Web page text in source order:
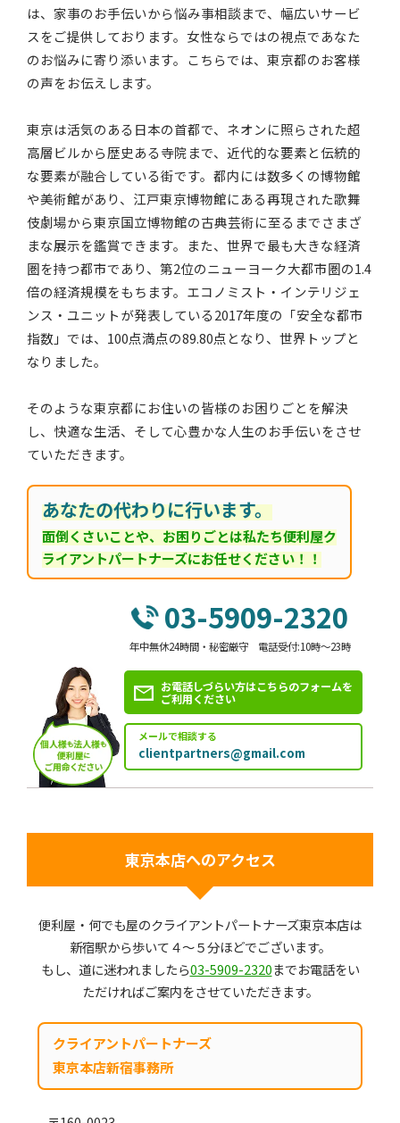
は、家事のお手伝いから悩み事相談まで、幅広いサービ
スをご提供しております。女性ならではの視点であなた
のお悩みに寄り添います。こちらでは、東京都のお客様
の声をお伝えします。
東京は活気のある日本の首都で、ネオンに照らされた超
高層ビルから歴史ある寺院まで、近代的な要素と伝統的
な要素が融合している街です。都内には数多くの博物館
や美術館があり、江戸東京博物館にある再現された歌舞
伎劇場から東京国立博物館の古典芸術に至るまでさまざ
まな展示を鑑賞できます。また、世界で最も大きな経済
圏を持つ都市であり、第2位のニューヨーク大都市圏の1.4
倍の経済規模をもちます。エコノミスト・インテリジェ
ンス・ユニットが発表している2017年度の「安全な都市
指数」では、100点満点の89.80点となり、世界トップと
なりました。
そのような東京都にお住いの皆様のお困りごとを解決
し、快適な生活、そして心豊かな人生のお手伝いをさせ
ていただきます。
あなたの代わりに行います。
面倒くさいことや、お困りごとは私たち便利屋ク
ライアントパートナーズにお任せください！！
03-5909-2320
年中無休24時間・秘密厳守 電話受付:10時～23時
お電話しづらい方はこちらのフォームを
ご利用ください
メールで相談する
clientpartners@gmail.com
東京本店へのアクセス
便利屋・何でも屋のクライアントパートナーズ東京本店は
新宿駅から歩いて４～５分ほどでございます。
もし、道に迷われましたら03-5909-2320までお電話をい
ただければご案内をさせていただきます。
クライアントパートナーズ
東京本店新宿事務所